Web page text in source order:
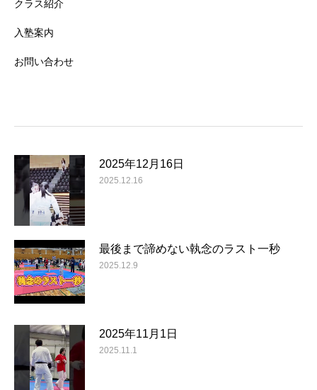
クラス紹介
入塾案内
お問い合わせ
2025年12月16日
2025.12.16
最後まで諦めない執念のラスト一秒
2025.12.9
2025年11月1日
2025.11.1